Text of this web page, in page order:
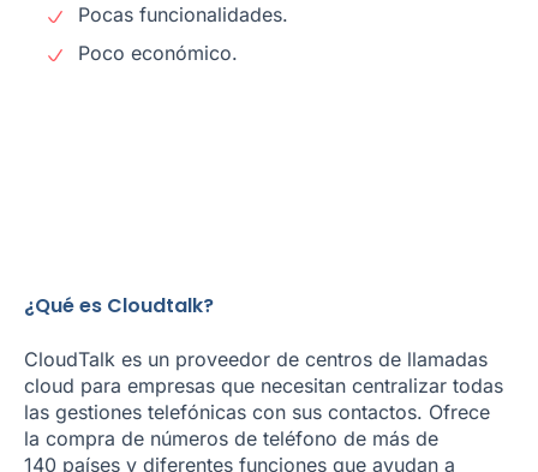
Pocas funcionalidades.
Poco económico.
¿Qué es Cloudtalk?
CloudTalk es un proveedor de centros de llamadas
cloud para empresas que necesitan centralizar todas
las gestiones telefónicas con sus contactos. Ofrece
la compra de números de teléfono de más de
140 países y diferentes funciones que ayudan a